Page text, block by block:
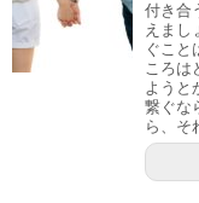
付き合
えまし
ぐこと
ころは
ようと
繋ぐな
ら、そ